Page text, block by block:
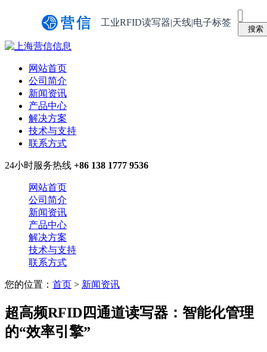
工业RFID读写器|天线|电子标签
网站首页
公司简介
新闻资讯
产品中心
解决方案
技术与支持
联系方式
24小时服务热线 +86 138 1777 9536
网站首页
公司简介
新闻资讯
产品中心
解决方案
技术与支持
联系方式
您的位置： 首页 > 新闻资讯
超高频RFID四通道读写器：智能化管理
的“效率引擎”